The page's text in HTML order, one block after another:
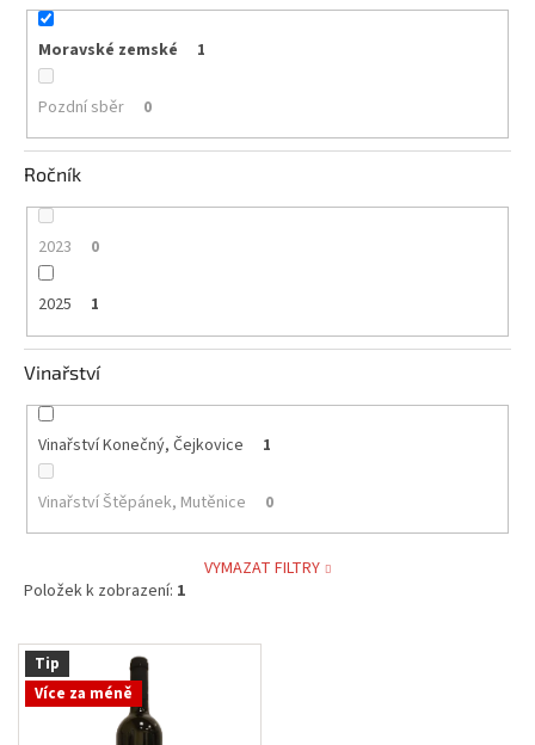
vína
Značky
Přihlášení
Moravské zemské 1
Pozdní sběr 0
Ročník
2023 0
2025 1
Vinařství
Vinařství Konečný, Čejkovice 1
Vinařství Štěpánek, Mutěnice 0
VYMAZAT FILTRY
Položek k zobrazení: 1
V Tip
Více za méně